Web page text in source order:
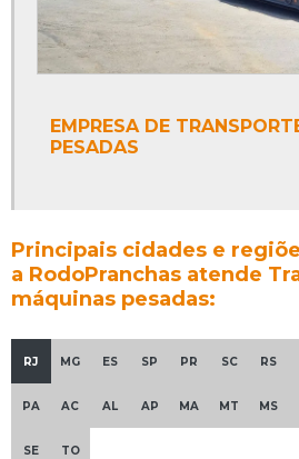
EMPRESA DE
PESADAS
Principais cidades e
a RodoPranchas atende
máquinas pesadas:
RJ MG ES SP PR SC RS
PA AC AL AP MA MT MS
SE TO